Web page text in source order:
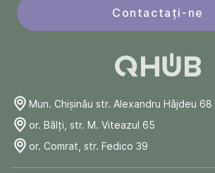
Contactați-ne
Mun. Chişinău str. Alexandru Hâjdeu 68
or. Bălți, str. M. Viteazul 65
or. Comrat, str. Fedico 39